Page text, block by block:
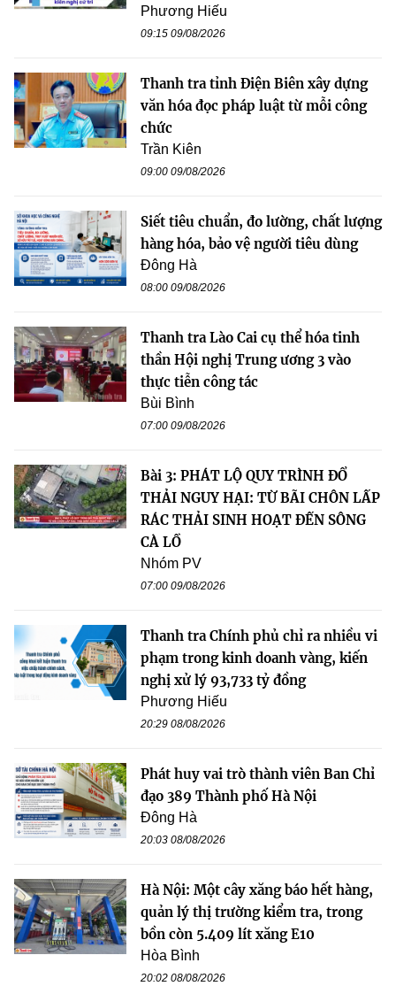
Phương Hiếu
09:15 09/08/2026
Thanh tra tỉnh Điện Biên xây dựng
văn hóa đọc pháp luật từ mỗi công
chức
Trần Kiên
09:00 09/08/2026
Siết tiêu chuẩn, đo lường, chất lượng
hàng hóa, bảo vệ người tiêu dùng
Đông Hà
08:00 09/08/2026
Thanh tra Lào Cai cụ thể hóa tinh
thần Hội nghị Trung ương 3 vào
thực tiễn công tác
Bùi Bình
07:00 09/08/2026
Bài 3: PHÁT LỘ QUY TRÌNH ĐỔ
THẢI NGUY HẠI: TỪ BÃI CHÔN LẤP
RÁC THẢI SINH HOẠT ĐẾN SÔNG
CÀ LỒ
Nhóm PV
07:00 09/08/2026
Thanh tra Chính phủ chỉ ra nhiều vi
phạm trong kinh doanh vàng, kiến
nghị xử lý 93,733 tỷ đồng
Phương Hiếu
20:29 08/08/2026
Phát huy vai trò thành viên Ban Chỉ
đạo 389 Thành phố Hà Nội
Đông Hà
20:03 08/08/2026
Hà Nội: Một cây xăng báo hết hàng,
quản lý thị trường kiểm tra, trong
bồn còn 5.409 lít xăng E10
Hòa Bình
20:02 08/08/2026